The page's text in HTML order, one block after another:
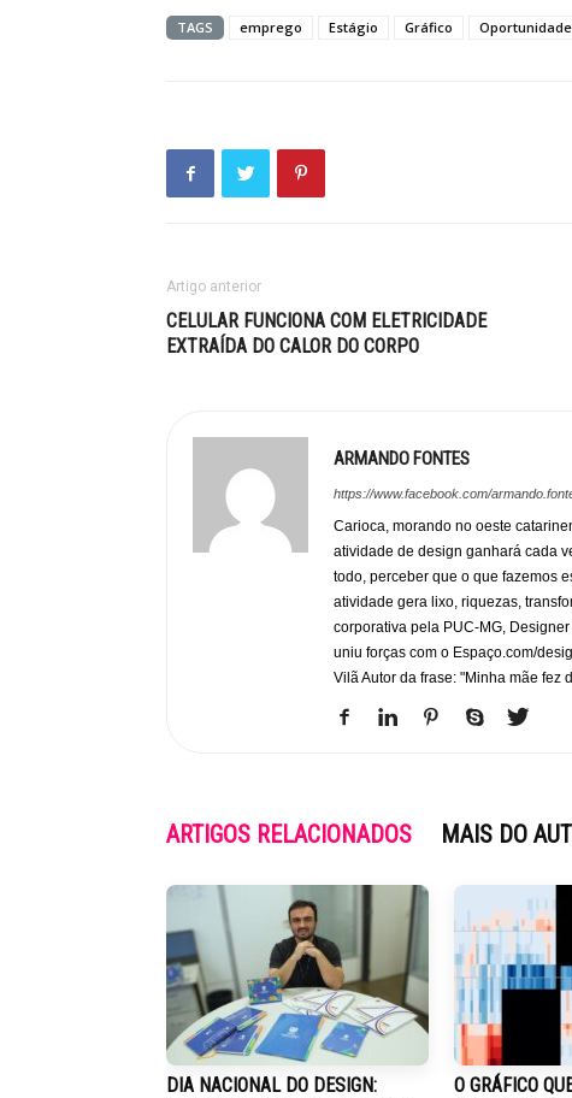
TAGS emprego Estágio Gráfico
Artigo anterior
CELULAR FUNCIONA COM ELETRICIDADE
EXTRAÍDA DO CALOR DO CORPO
ARMANDO FONTES
https://www.facebook.com/
Carioca, morando no oeste
atividade de design ganhará cada
todo, perceber que o que fazemos
atividade gera lixo, riquezas,
corporativa pela PUC-MG,
uniu forças com o Espaço.com/
Vilã Autor da frase: "Minha mãe fez
ARTIGOS RELACIONADOS MAIS DO
DIA NACIONAL DO DESIGN:
O GRÁFICO